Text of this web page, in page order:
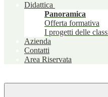
Didattica
Panoramica
Offerta formativa
I progetti delle
Azienda
Contatti
Area Riservata